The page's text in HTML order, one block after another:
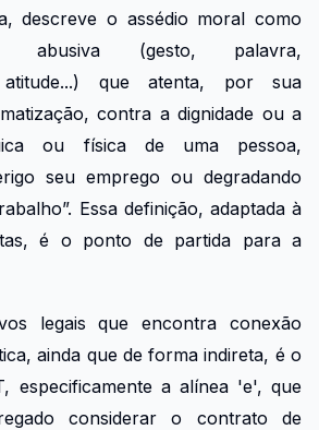
descreve o assédio moral como
abusiva (gesto, palavra,
atitude...) que atenta, por sua
contra a dignidade ou a
ou física de uma pessoa,
seu emprego ou degradando
Essa definição, adaptada à
é o ponto de partida para a
legais que encontra conexão
ainda que de forma indireta, é o
especificamente a alínea 'e', que
considerar o contrato de